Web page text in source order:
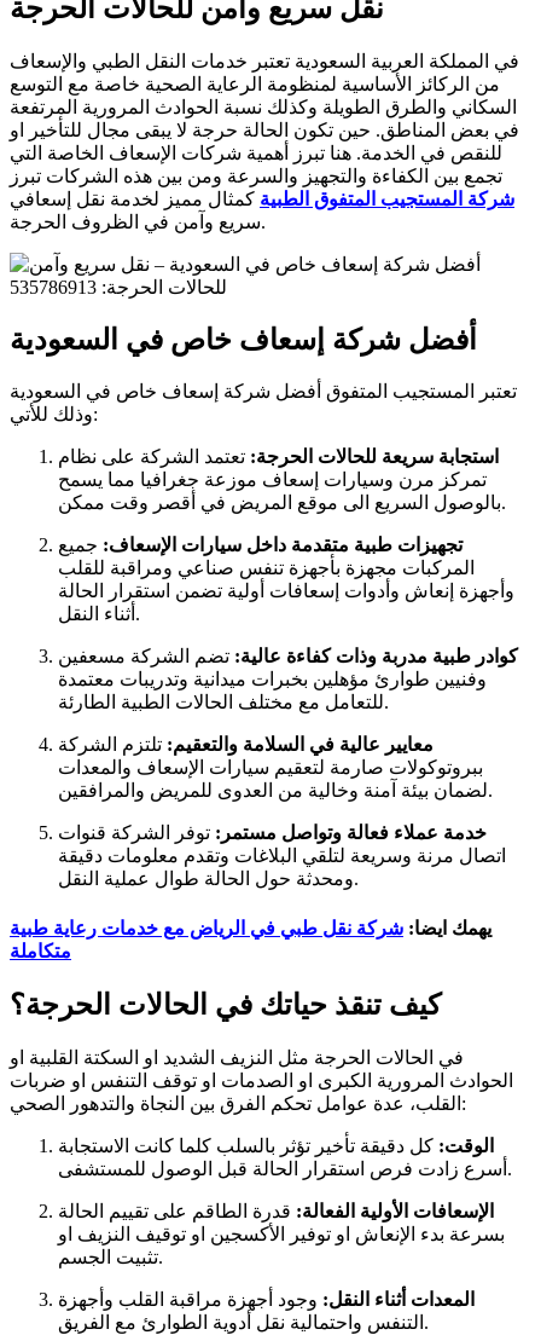
نقل سريع وآمن للحالات الحرجة
في المملكة العربية السعودية تعتبر خدمات النقل الطبي والإسعاف
من الركائز الأساسية لمنظومة الرعاية الصحية خاصة مع التوسع
السكاني والطرق الطويلة وكذلك نسبة الحوادث المرورية المرتفعة
في بعض المناطق. حين تكون الحالة حرجة لا يبقى مجال للتأخير او
للنقص في الخدمة. هنا تبرز أهمية شركات الإسعاف الخاصة التي
تجمع بين الكفاءة والتجهيز والسرعة ومن بين هذه الشركات تبرز
شركة المستجيب المتفوق الطبية كمثال مميز لخدمة نقل إسعافي
سريع وآمن في الظروف الحرجة.
أفضل شركة إسعاف خاص في السعودية
تعتبر المستجيب المتفوق أفضل شركة إسعاف خاص في السعودية
وذلك للأتي:
استجابة سريعة للحالات الحرجة: تعتمد الشركة على نظام
تمركز مرن وسيارات إسعاف موزعة جغرافيا مما يسمح
بالوصول السريع الى موقع المريض في أقصر وقت ممكن.
تجهيزات طبية متقدمة داخل سيارات الإسعاف: جميع
المركبات مجهزة بأجهزة تنفس صناعي ومراقبة للقلب
وأجهزة إنعاش وأدوات إسعافات أولية تضمن استقرار الحالة
أثناء النقل.
كوادر طبية مدربة وذات كفاءة عالية: تضم الشركة مسعفين
وفنيين طوارئ مؤهلين بخبرات ميدانية وتدريبات معتمدة
للتعامل مع مختلف الحالات الطبية الطارئة.
معايير عالية في السلامة والتعقيم: تلتزم الشركة
ببروتوكولات صارمة لتعقيم سيارات الإسعاف والمعدات
لضمان بيئة آمنة وخالية من العدوى للمريض والمرافقين.
خدمة عملاء فعالة وتواصل مستمر: توفر الشركة قنوات
اتصال مرنة وسريعة لتلقي البلاغات وتقدم معلومات دقيقة
ومحدثة حول الحالة طوال عملية النقل.
يهمك ايضا: شركة نقل طبي في الرياض مع خدمات رعاية طبية
متكاملة
كيف تنقذ حياتك في الحالات الحرجة؟
في الحالات الحرجة مثل النزيف الشديد او السكتة القلبية او
الحوادث المرورية الكبرى او الصدمات او توقف التنفس او ضربات
القلب، عدة عوامل تحكم الفرق بين النجاة والتدهور الصحي:
الوقت: كل دقيقة تأخير تؤثر بالسلب كلما كانت الاستجابة
أسرع زادت فرص استقرار الحالة قبل الوصول للمستشفى.
الإسعافات الأولية الفعالة: قدرة الطاقم على تقييم الحالة
بسرعة بدء الإنعاش او توفير الأكسجين او توقيف النزيف او
تثبيت الجسم.
المعدات أثناء النقل: وجود أجهزة مراقبة القلب وأجهزة
التنفس واحتمالية نقل أدوية الطوارئ مع الفريق.